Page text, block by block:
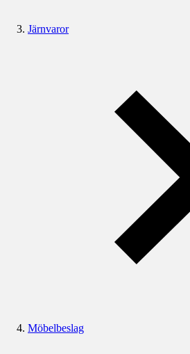
Järnvaror
Möbelbeslag